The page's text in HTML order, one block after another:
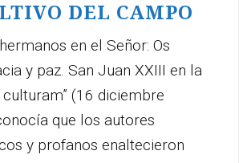
DEL CAMPO
en el Señor: Os
y paz. San Juan XXIII en la
culturam” (16 diciembre
que los autores
y profanos enaltecieron